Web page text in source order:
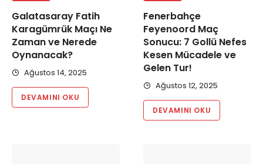
Galatasaray Fatih
Karagümrük Maçı Ne
Zaman ve Nerede
Oynanacak?
Ağustos 14, 2025
DEVAMINI OKU
Fenerbahçe
Feyenoord Maç
Sonucu: 7 Gollü Nefes
Kesen Mücadele ve
Gelen Tur!
Ağustos 12, 2025
DEVAMINI OKU